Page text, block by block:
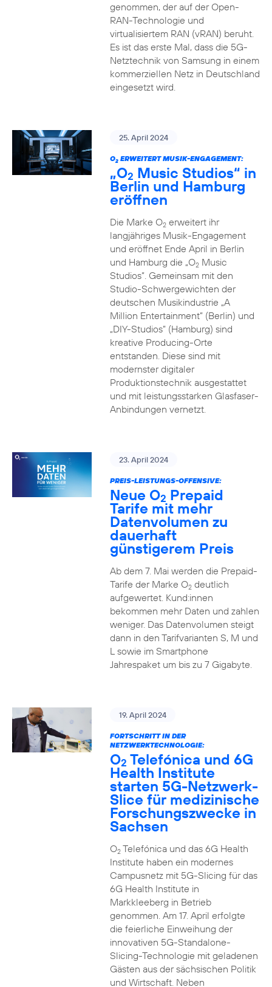
genommen, der auf der Open-
RAN-Technologie und
virtualisiertem RAN (vRAN) beruht.
Es ist das erste Mal, dass die 5G-
Netztechnik von Samsung in einem
kommerziellen Netz in Deutschland
eingesetzt wird.
25. April 2024
O2ERWEITERT MUSIK-ENGAGEMENT:
„O2 Music Studios“ in
Berlin und Hamburg
eröffnen
Die Marke O2erweitert ihr
langjähriges Musik-Engagement
und eröffnet Ende April in Berlin
und Hamburg die „O2Music
Studios”. Gemeinsam mit den
Studio-Schwergewichten der
deutschen Musikindustrie „A
Million Entertainment” (Berlin) und
„DIY-Studios” (Hamburg) sind
kreative Producing-Orte
entstanden. Diese sind mit
modernster digitaler
Produktionstechnik ausgestattet
und mit leistungsstarken Glasfaser-
Anbindungen vernetzt.
23. April 2024
PREIS-LEISTUNGS-OFFENSIVE:
Neue O2 Prepaid
Tarife mit mehr
Datenvolumen zu
dauerhaft
günstigerem Preis
Ab dem 7. Mai werden die Prepaid-
Tarife der Marke O2deutlich
aufgewertet. Kund:innen
bekommen mehr Daten und zahlen
weniger. Das Datenvolumen steigt
dann in den Tarifvarianten S, M und
L sowie im Smartphone
Jahrespaket um bis zu 7 Gigabyte.
19. April 2024
FORTSCHRITT IN DER
NETZWERKTECHNOLOGIE:
O2 Telefónica und 6G
Health Institute
starten 5G-Netzwerk-
Slice für medizinische
Forschungszwecke in
Sachsen
O2Telefónica und das 6G Health
Institute haben ein modernes
Campusnetz mit 5G-Slicing für das
6G Health Institute in
Markkleeberg in Betrieb
genommen. Am 17. April erfolgte
die feierliche Einweihung der
innovativen 5G-Standalone-
Slicing-Technologie mit geladenen
Gästen aus der sächsischen Politik
und Wirtschaft. Neben